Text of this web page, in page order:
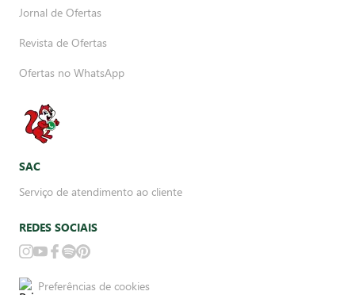
Jornal de Ofertas
Revista de Ofertas
Ofertas no WhatsApp
SAC
Serviço de atendimento ao cliente
REDES SOCIAIS
Preferências de cookies